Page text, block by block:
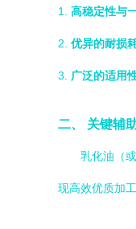
1. 高稳定性与
2. 优异的耐损
3. 广泛的适用
二、 关键辅
乳化油（
现高效优质加